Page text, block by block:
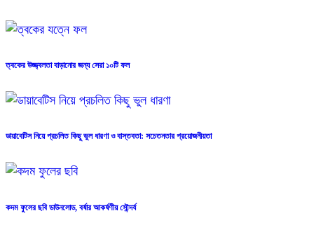
ত্বকের উজ্জ্বলতা বাড়ানোর জন্য সেরা ১০টি ফল
ডায়াবেটিস নিয়ে প্রচলিত কিছু ভুল ধারণা ও বাস্তবতা: সচেতনতার প্রয়োজনীয়তা
কদম ফুলের ছবি ডাউনলোড, বর্ষার আকর্ষণীয় সৌন্দর্য